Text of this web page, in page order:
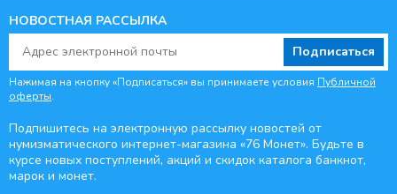
НОВОСТНАЯ РАССЫЛКА
Подписаться
Нажимая на кнопку «Подписаться» вы принимаете условия Публичной
оферты.
Подпишитесь на электронную рассылку новостей от
нумизматического интернет-магазина «76 Монет». Будьте в
курсе новых поступлений, акций и скидок каталога банкнот,
марок и монет.